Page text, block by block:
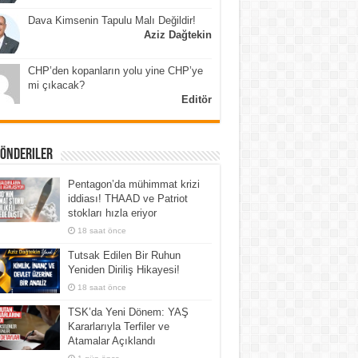
Dava Kimsenin Tapulu Malı Değildir!
Aziz Dağtekin
CHP’den kopanların yolu yine CHP’ye
mi çıkacak?
Editör
Pentagon’da mühimmat krizi
iddiası! THAAD ve Patriot
stokları hızla eriyor
18 saat önce
Tutsak Edilen Bir Ruhun
Yeniden Diriliş Hikayesi!
18 saat önce
TSK’da Yeni Dönem: YAŞ
Kararlarıyla Terfiler ve
Atamalar Açıklandı